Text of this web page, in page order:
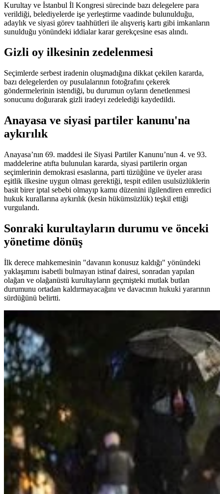
Kurultay ve İstanbul İl Kongresi sürecinde bazı delegelere para
verildiği, belediyelerde işe yerleştirme vaadinde bulunulduğu,
adaylık ve siyasi görev taahhütleri ile alışveriş kartı gibi imkanların
sunulduğu yönündeki iddialar karar gerekçesine esas alındı.
Gizli oy ilkesinin zedelenmesi
Seçimlerde serbest iradenin oluşmadığına dikkat çekilen kararda,
bazı delegelerden oy pusulalarının fotoğrafını çekerek
göndermelerinin istendiği, bu durumun oyların denetlenmesi
sonucunu doğurarak gizli iradeyi zedelediği kaydedildi.
Anayasa ve siyasi partiler kanunu'na
aykırılık
Anayasa’nın 69. maddesi ile Siyasi Partiler Kanunu’nun 4. ve 93.
maddelerine atıfta bulunulan kararda, siyasi partilerin organ
seçimlerinin demokrasi esaslarına, parti tüzüğüne ve üyeler arası
eşitlik ilkesine uygun olması gerektiği, tespit edilen usulsüzlüklerin
basit birer iptal sebebi olmayıp kamu düzenini ilgilendiren emredici
hukuk kurallarına aykırılık (kesin hükümsüzlük) teşkil ettiği
vurgulandı.
Sonraki kurultayların durumu ve önceki
yönetime dönüş
İlk derece mahkemesinin "davanın konusuz kaldığı" yönündeki
yaklaşımını isabetli bulmayan istinaf dairesi, sonradan yapılan
olağan ve olağanüstü kurultayların geçmişteki mutlak butlan
durumunu ortadan kaldırmayacağını ve davacının hukuki yararının
sürdüğünü belirtti.